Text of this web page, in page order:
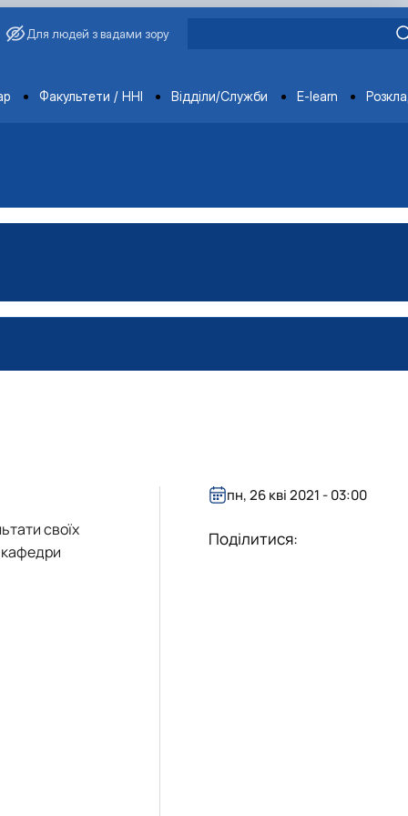
Для людей з вадами зору
Факультети / ННІ Відділи/Служби E-learn
своїх
кафедри
пн, 26 кві 2021 - 03:00
Поділитися: